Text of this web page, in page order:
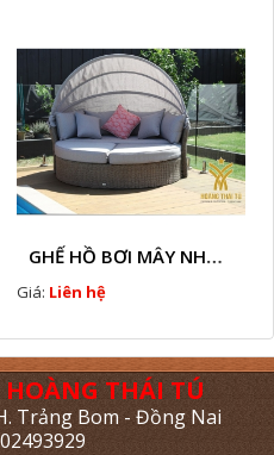
GHẾ HỒ BƠI MÂY NHỰA HTT - B38
Giá: Liên hệ
THÁI TÚ
Trảng Bom - Đồng Nai